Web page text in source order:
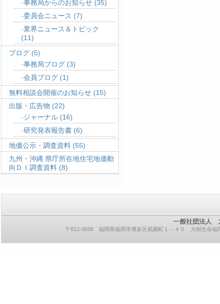
事務局からのお知らせ (35)
委員会ニュース (7)
業界ニュース＆トピック
(11)
ブログ (5)
事務局ブログ (3)
会員ブログ (1)
無料相談会開催のお知らせ (15)
出版・広告物 (22)
ジャーナル (16)
研究発表報告書 (6)
地価公示・調査資料 (55)
九州・沖縄 県庁所在地住宅地価動
向ＤＩ調査資料 (8)
一般社団法人
〒812-0038 福岡県福岡市博多区祇園町１－４０ 大樹生命